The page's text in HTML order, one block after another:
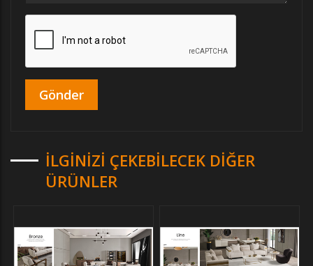
İLGINIZI ÇEKEBILECEK DIĞER
ÜRÜNLER